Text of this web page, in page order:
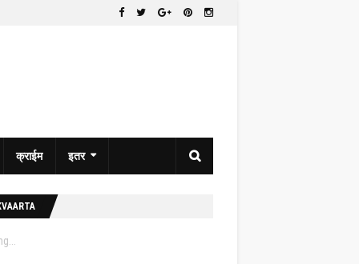
क्राईम इतर